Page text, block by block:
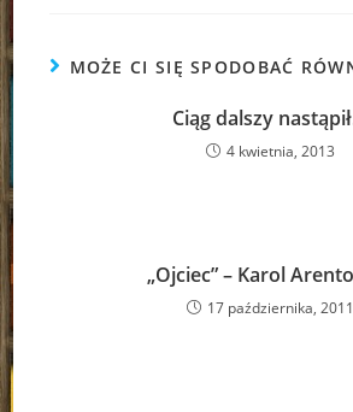
MOŻE CI SIĘ SPODOBAĆ
Ciąg dalszy
4 kwietnia, 2013
„Ojciec” – Karol
17 października, 2011